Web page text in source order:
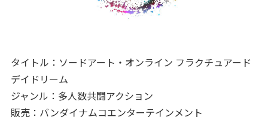
タイトル：ソードアート・オンライン フラクチュアード
デイドリーム
ジャンル：多人数共闘アクション
販売：バンダイナムコエンターテインメント